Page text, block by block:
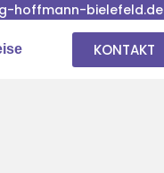
hoffmann-bielefeld.de
KONTAKT